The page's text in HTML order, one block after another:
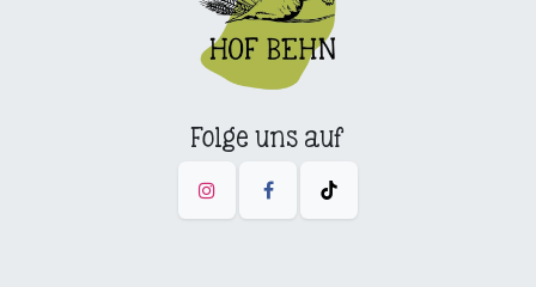
Folge uns auf